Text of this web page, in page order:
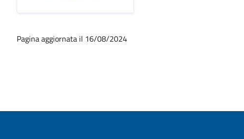
Pagina aggiornata il 16/08/2024